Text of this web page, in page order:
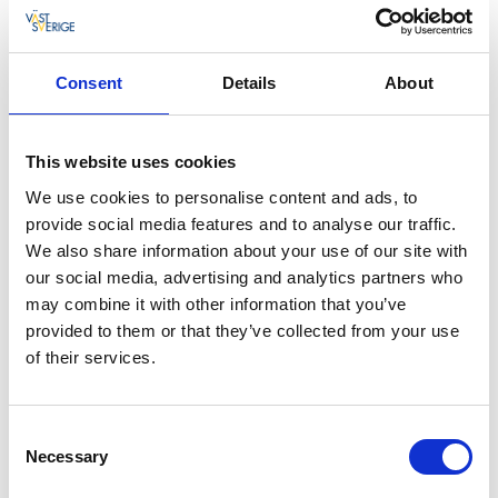
Consent Details About
This website uses cookies
We use cookies to personalise content and ads, to
provide social media features and to analyse our traffic.
We also share information about your use of our site with
our social media, advertising and analytics partners who
may combine it with other information that you’ve
provided to them or that they’ve collected from your use
of their services.
Selection
Necessary